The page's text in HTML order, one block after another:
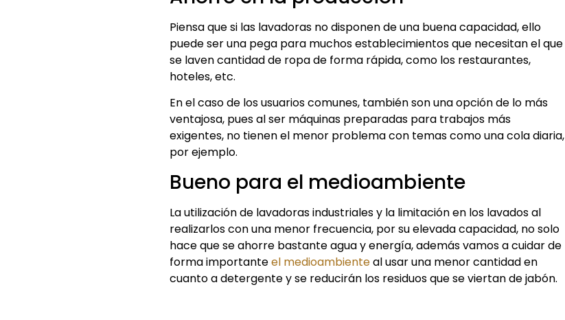
Piensa que si las lavadoras no disponen de una buena capacidad, ello
puede ser una pega para muchos establecimientos que necesitan el que
se laven cantidad de ropa de forma rápida, como los restaurantes,
hoteles, etc.
En el caso de los usuarios comunes, también son una opción de lo más
ventajosa, pues al ser máquinas preparadas para trabajos más
exigentes, no tienen el menor problema con temas como una cola diaria,
por ejemplo.
Bueno para el medioambiente
La utilización de lavadoras industriales y la limitación en los lavados al
realizarlos con una menor frecuencia, por su elevada capacidad, no solo
hace que se ahorre bastante agua y energía, además vamos a cuidar de
forma importanteel medioambienteal usar una menor cantidad en
cuanto a detergente y se reducirán los residuos que se viertan de jabón.